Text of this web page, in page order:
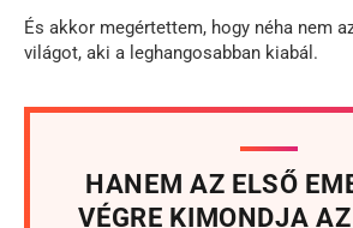
És akkor megértettem, hogy néha nem
világot, aki a leghangosabban kiabál.
HANEM AZ ELSŐ
VÉGRE KIMONDJA